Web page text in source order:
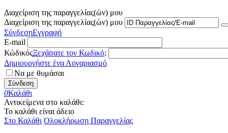
Διαχείριση της παραγγελίας(ών) μου
Διαχείριση της παραγγελίας(ών) μου
ΣύνδεσηΕγγραφή
E-mail
ΚώδικόςΞεχάσατε τον Κωδικό;
Δημιουργήστε ένα Λογαριασμό
Να με θυμάσαι
Σύνδεση
0Καλάθι
Αντικείμενα στο καλάθι:
Το καλάθι είναι άδειο
Στο Καλάθι Ολοκλήρωση Παραγγελίας